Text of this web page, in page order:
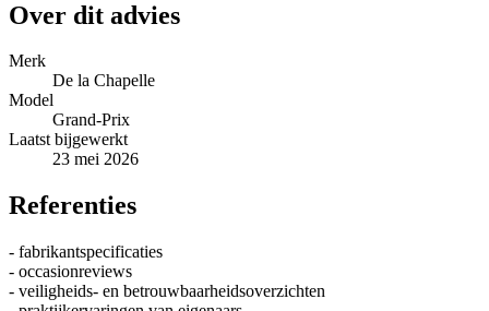
Over dit advies
Merk
De la Chapelle
Model
Grand-Prix
Laatst bijgewerkt
23 mei 2026
Referenties
- fabrikantspecificaties
- occasionreviews
- veiligheids- en betrouwbaarheidsoverzichten